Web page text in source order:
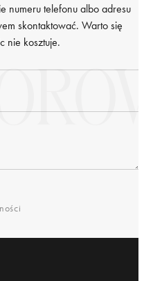
numeru telefonu albo adresu
skontaktować. Warto się
nie kosztuje.